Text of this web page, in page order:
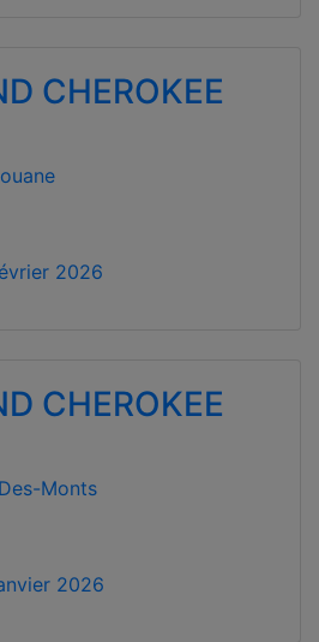
CHEROKEE
2026
CHEROKEE
Monts
2026